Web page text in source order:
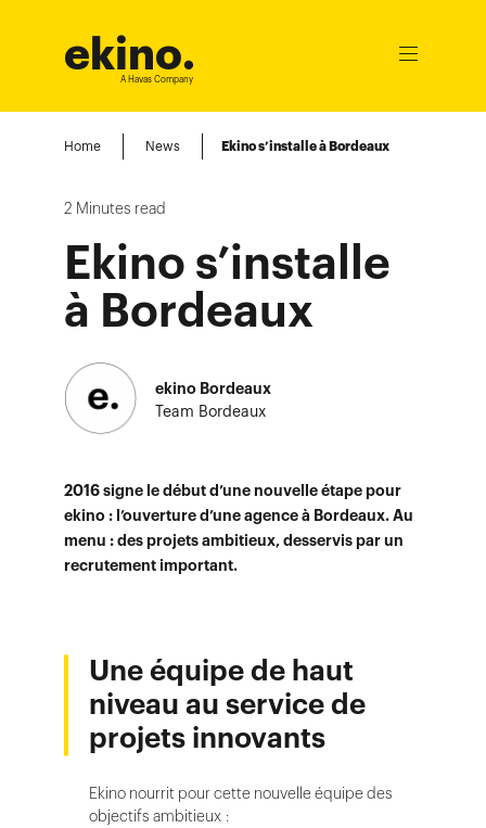
ekino.
A Havas Company
Ouvrir
Home News Ekino s’installe à Bordeaux
2 Minutes read
Ekino s’installe
à Bordeaux
2016 signe le début d’une nouvelle étape pour
ekino : l’ouverture d’une agence à Bordeaux. Au
menu : des projets ambitieux, desservis par un
recrutement important.
ekino Bordeaux
Team Bordeaux
Une équipe de haut
niveau au service de
projets innovants
Ekino nourrit pour cette nouvelle équipe des
objectifs ambitieux :